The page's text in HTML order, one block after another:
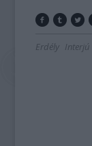
Erdély Interjú